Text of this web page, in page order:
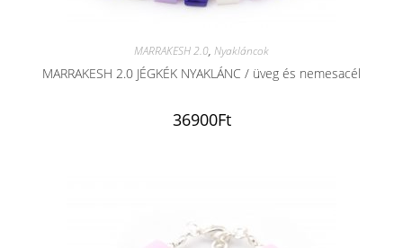
MARRAKESH 2.0, Nyakláncok
MARRAKESH 2.0 JÉGKÉK NYAKLÁNC / üveg és nemesacél
36900Ft